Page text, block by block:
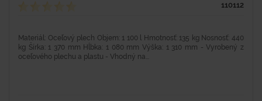
110112
Materiál: Oceľový plech Objem: 1 100 l Hmotnosť: 135 kg Nosnosť: 440
kg Šírka: 1 370 mm Hĺbka: 1 080 mm Výška: 1 310 mm - Vyrobený z
oceľového plechu a plastu - Vhodný na...